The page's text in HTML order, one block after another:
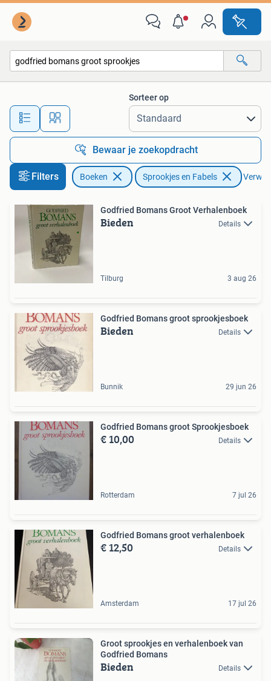
Alle afstanden…
Sorteer op
Bewaar je zoekopdracht
Filters Boeken Sprookjes en Fabels
Godfried Bomans Groot Verhalenboek
Bieden Details
Tilburg 3 aug 26
Godfried Bomans groot sprookjesboek
Bieden Details
Bunnik 29 jun 26
Godfried Bomans groot Sprookjesboek
€ 10,00 Details
Rotterdam 7 jul 26
Godfried Bomans groot verhalenboek
€ 12,50 Details
Amsterdam 17 jul 26
Groot sprookjes en verhalenboek van
Godfried Bomans
Bieden Details